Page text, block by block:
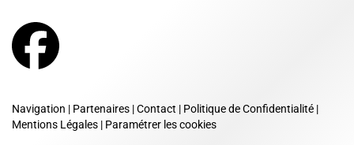
Navigation | Partenaires |Contact | Politique de Confidentialité |
Mentions Légales | Paramétrer les cookies